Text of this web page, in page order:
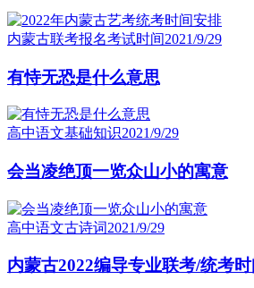
内蒙古联考报名考试时间2021/9/29
有恃无恐是什么意思
高中语文基础知识2021/9/29
会当凌绝顶一览众山小的寓意
高中语文古诗词2021/9/29
内蒙古2022编导专业联考/统考